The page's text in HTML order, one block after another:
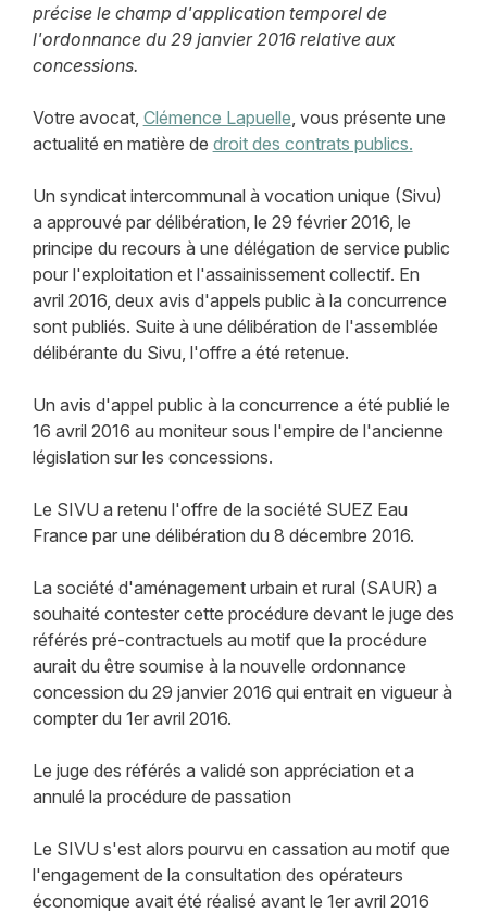
précise le champ d'application temporel de
l'ordonnance du 29 janvier 2016 relative aux
concessions.
Votre avocat, Clémence Lapuelle , vous présente une
actualité en matière de droit des contrats publics.
Un syndicat intercommunal à vocation unique (Sivu)
a approuvé par délibération, le 29 février 2016, le
principe du recours à une délégation de service public
pour l'exploitation et l'assainissement collectif. En
avril 2016, deux avis d'appels public à la concurrence
sont publiés. Suite à une délibération de l'assemblée
délibérante du Sivu, l'offre a été retenue.
Un avis d'appel public à la concurrence a été publié le
16 avril 2016 au moniteur sous l'empire de l'ancienne
législation sur les concessions.
Le SIVU a retenu l'offre de la société SUEZ Eau
France par une délibération du 8 décembre 2016.
La société d'aménagement urbain et rural (SAUR) a
souhaité contester cette procédure devant le juge des
référés pré-contractuels au motif que la procédure
aurait du être soumise à la nouvelle ordonnance
concession du 29 janvier 2016 qui entrait en vigueur à
compter du 1er avril 2016.
Le juge des référés a validé son appréciation et a
annulé la procédure de passation
Le SIVU s'est alors pourvu en cassation au motif que
l'engagement de la consultation des opérateurs
économique avait été réalisé avant le 1er avril 2016